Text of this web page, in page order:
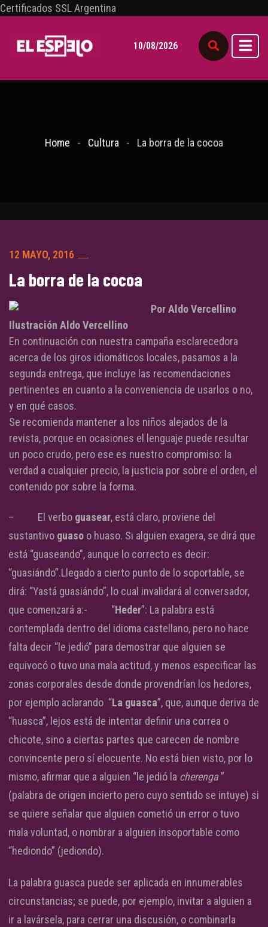
Certificados SSL Argentina
10/08/2026
Home Cultura La borra de la cocoa
12 MAYO, 2016
La borra de la cocoa
Por Aldo Vercellino
Ilustración Aldo Vercellino
En continuación con nuestra campaña esclarecedora
acerca de los giros idiomáticos locales, pasamos a la
segunda entrega, que incluye las recomendaciones
pertinentes en cuanto a la conveniencia de usarlos o no,
y en qué casos.
Se recomienda mantener a los niños alejados de la
revista, porque en ocasiones el lenguaje puede resultar
un poco crudo, pero ese es nuestro compromiso: la
verdad a cualquier precio, la justicia por sobre el orden, el
contenido por sobre la forma.
– El verbo guasear, está claro, proviene del
sustantivo guaso o huaso. Si alguien exagera, se dirá que
está “guaseando”, aunque lo correcto es decir:
“guasiándo”.Llegado a cierto punto de lo soportable, se
dirá: “Yastá guasiándo”, lo cual invalidará al conversador,
que comenzará a:- “Heder”: La palabra está
contemplada dentro del idioma castellano, pero no hace
falta decir “le jedió” para demostrar que alguien se
equivocó o tuvo una mala actitud, y menos especificar las
zonas corporales desde donde provendrían los hedores,
por ejemplo aclarando “La guasca”, que, aunque deriva de
“huasca”, lejos está de intentar definir una correa o
chicote, sino a ciertas partes que carecen de nombre
convincente pero sí elocuente. No está bien visto, por lo
mismo, afirmar que a alguien “le jedió la cherenga”
(palabra de origen incierto pero cuyo sentido se intuye) si
se quiere señalar que alguien cometió un error o tuvo
mala voluntad, o nombrar a alguien insoportable como
“hediondo” (jediondo).
La palabra guasca puede ser aplicada en innumerables
circunstancias; se puede, por ejemplo, invitar a alguien a
ir a lavársela, para cerrar una discusión, o combinarla